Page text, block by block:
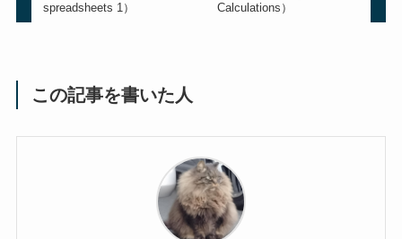
spreadsheets 1）
Calculations）
この記事を書いた人